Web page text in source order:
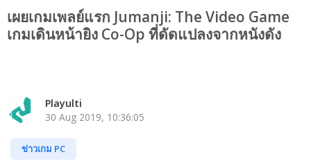
เผยเกมเพลย์แรก Jumanji: The Video Game
เกมเดินหน้ายิง Co-Op ที่ดัดแปลงจากหนังดัง
Playulti
30 Aug 2019, 10:36:05
ข่าวเกม PC